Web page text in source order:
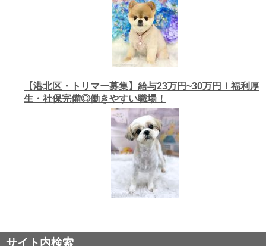
【港北区・トリマー募集】給与23万円~30万円！福利厚
生・社保完備◎働きやすい職場！
サイト内検索